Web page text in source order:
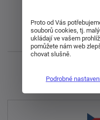
Nejnovější
Proto od Vás
souborů cookies, tj.
ukládají ve vašem
pomůžete nám web
chovat slušně.
Podrobné